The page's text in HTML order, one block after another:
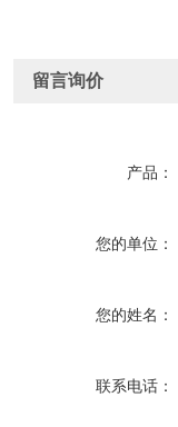
留言询价
产品：
您的单位：
您的姓名：
联系电话：